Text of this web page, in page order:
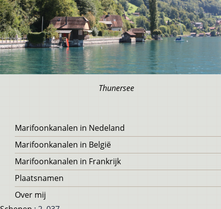
Thunersee
Voet
Marifoonkanalen in Nedeland
Marifoonkanalen in België
Marifoonkanalen in Frankrijk
Plaatsnamen
Over mij